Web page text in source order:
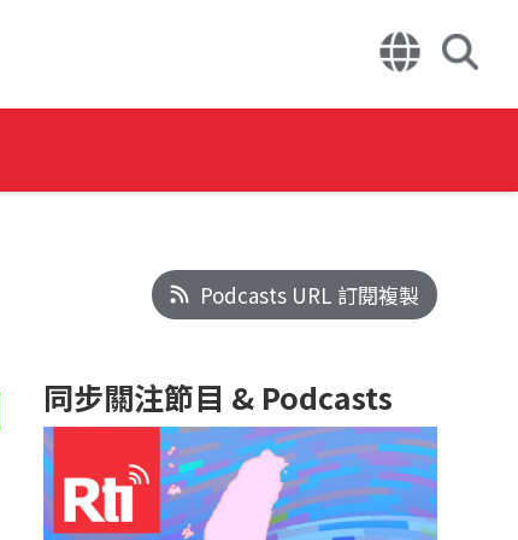
Podcasts URL 訂閱複製
同步關注節目 & Podcasts